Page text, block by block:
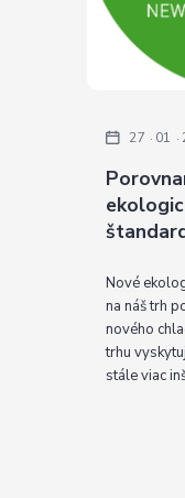
27 01
Nové
na náš trh
nového
trhu
stále viac